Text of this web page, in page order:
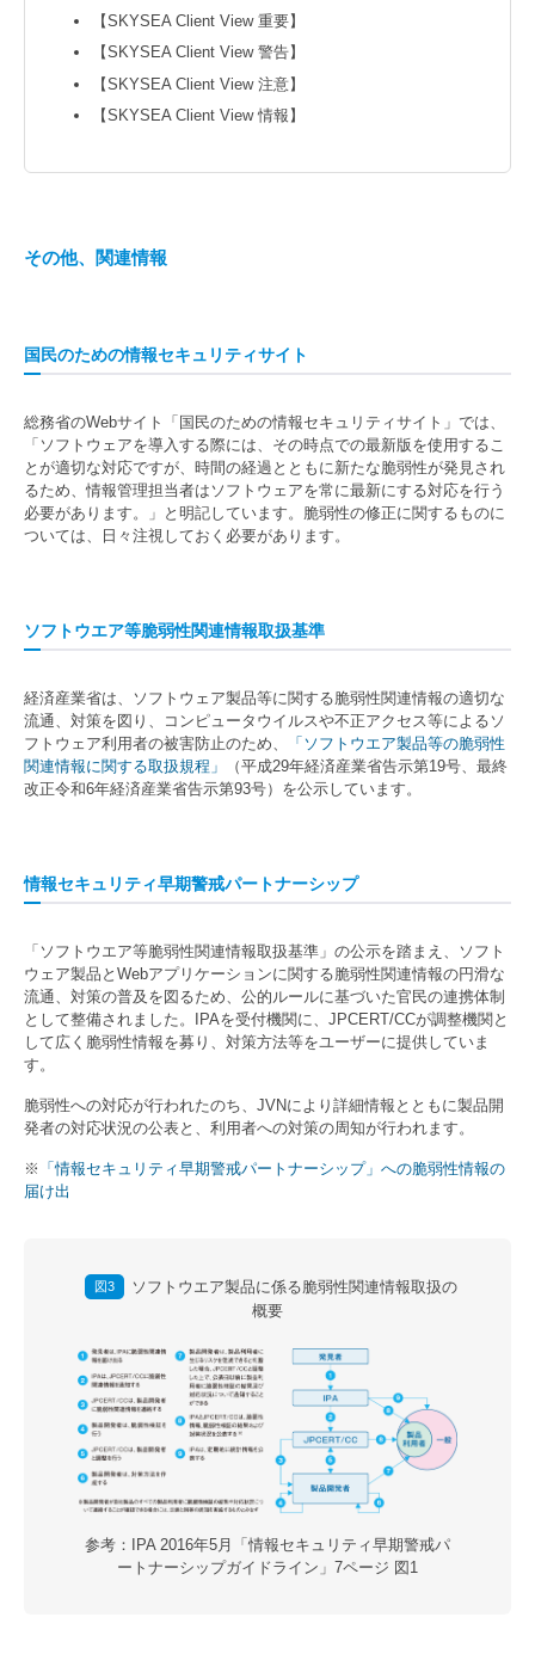
【SKYSEA Client View 重要】
【SKYSEA Client View 警告】
【SKYSEA Client View 注意】
【SKYSEA Client View 情報】
その他、関連情報
国民のための情報セキュリティサイト
総務省のWebサイト「国民のための情報セキュリティサイト」では、
「ソフトウェアを導入する際には、その時点での最新版を使用するこ
とが適切な対応ですが、時間の経過とともに新たな脆弱性が発見され
るため、情報管理担当者はソフトウェアを常に最新にする対応を行う
必要があります。」と明記しています。脆弱性の修正に関するものに
ついては、日々注視しておく必要があります。
ソフトウエア等脆弱性関連情報取扱基準
経済産業省は、ソフトウェア製品等に関する脆弱性関連情報の適切な
流通、対策を図り、コンピュータウイルスや不正アクセス等によるソ
フトウェア利用者の被害防止のため、
「ソフトウエア製品等の脆弱性
関連情報に関する取扱規程」
（平成29年経済産業省告示第19号、最終
改正令和6年経済産業省告示第93号）を公示しています。
情報セキュリティ早期警戒パートナーシップ
「ソフトウエア等脆弱性関連情報取扱基準」の公示を踏まえ、ソフト
ウェア製品とWebアプリケーションに関する脆弱性関連情報の円滑な
流通、対策の普及を図るため、公的ルールに基づいた官民の連携体制
として整備されました。IPAを受付機関に、JPCERT/CCが調整機関と
して広く脆弱性情報を募り、対策方法等をユーザーに提供していま
す。
脆弱性への対応が行われたのち、JVNにより詳細情報とともに製品開
発者の対応状況の公表と、利用者への対策の周知が行われます。
※ 「情報セキュリティ早期警戒パートナーシップ」への脆弱性情報の
届け出
図3
ソフトウエア製品に係る脆弱性関連情報取扱の
概要
参考：IPA 2016年5月「情報セキュリティ早期警戒パ
ートナーシップガイドライン」7ページ 図1